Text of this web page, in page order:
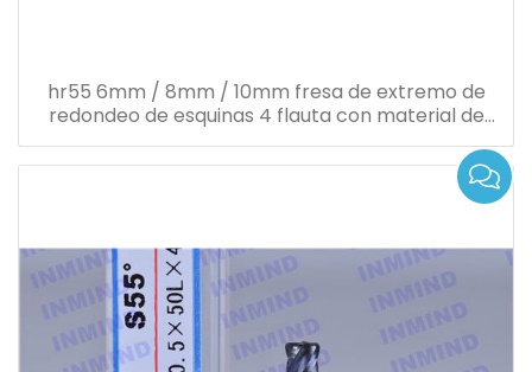
hr55 6mm / 8mm / 10mm fresa de extremo de
redondeo de esquinas 4 flauta con material de